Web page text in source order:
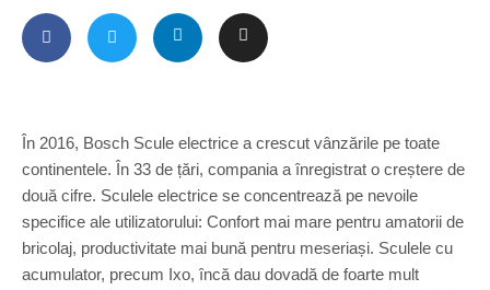
În 2016, Bosch Scule electrice a crescut vânzările pe toate
continentele. În 33 de țări, compania a înregistrat o creștere de
două cifre. Sculele electrice se concentrează pe nevoile
specifice ale utilizatorului: Confort mai mare pentru amatorii de
bricolaj, productivitate mai bună pentru meseriași. Sculele cu
acumulator, precum Ixo, încă dau dovadă de foarte mult